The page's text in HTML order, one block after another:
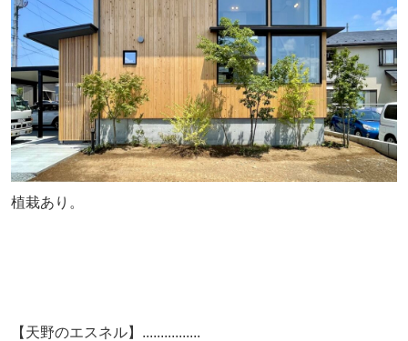
植栽あり。
【天野のエスネル】................